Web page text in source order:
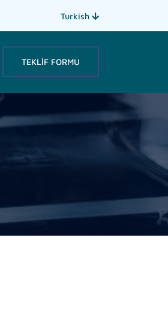
Turkish
TEKLIF FORMU